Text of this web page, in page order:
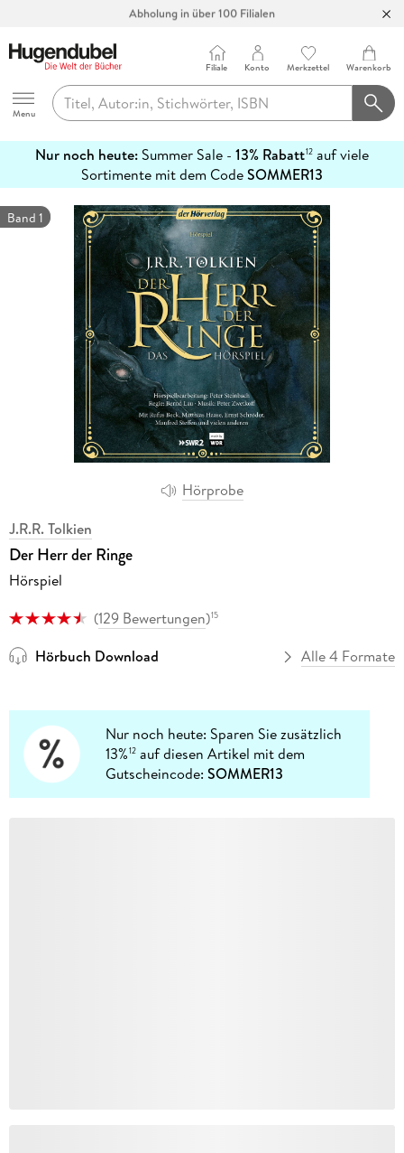
Abholung in über 100 Filialen
Hugendubel
Menu
Filiale Konto Merkzettel Warenkorb
Nur noch heute: Summer Sale - 13% Rabatt12 auf viele
Sortimente mit dem CodeSOMMER13
erfahren
Hörprobe
Band 1
J.R.R. Tolkien
Der Herr der Ringe
Hörspiel
(129 Bewertungen)15
Hörbuch Download Alle 4 Formate
Nur noch heute: Sparen Sie zusätzlich
13%12 auf diesen Artikel mit dem
Gutscheincode:SOMMER13